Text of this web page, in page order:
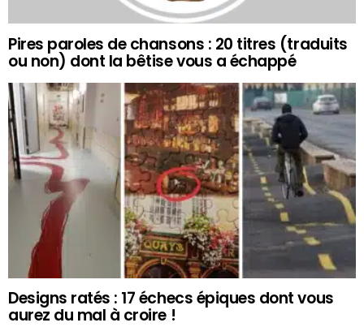
Pires paroles de chansons : 20 titres (traduits
ou non) dont la bêtise vous a échappé
Designs ratés : 17 échecs épiques dont vous
aurez du mal à croire !